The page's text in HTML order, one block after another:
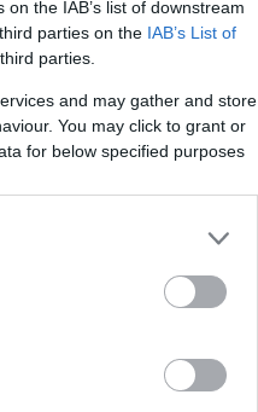
the IAB’s list of downstream
parties on the IAB’s List of
parties.
and may gather and store
You may click to grant or
for below specified purposes
e